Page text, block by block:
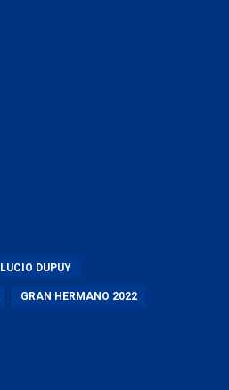
LUCIO DUPUY
GRAN HERMANO 2022